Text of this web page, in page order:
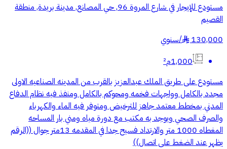
مستودع للإيجار في شارع المروة 96, حي المصانع, مدينة بريدة, منطقة
القصيم
130,000
§
/سنوي
1,000م²
مستودع على طريق الملك عبدالعزيز بالقرب من المدينه الصناعيه الاولى
مجدد بالكامل وواجهات فخمه ومحوكم بالكامل ومنفذ فيه نظام الدفاع
المدني بمخطط معتمد جاهز للترخيض ومتوفر فيه الماء والكهرباء
والصرف الصحي ويوجد به مكتب مع دورة مياه ومني بار المساحه
المغطاه 1000 متر والارتداد فسيح جدا في المقدمه 13متر جوال ((الرقم
يظهر عند الضغط على اتصال))